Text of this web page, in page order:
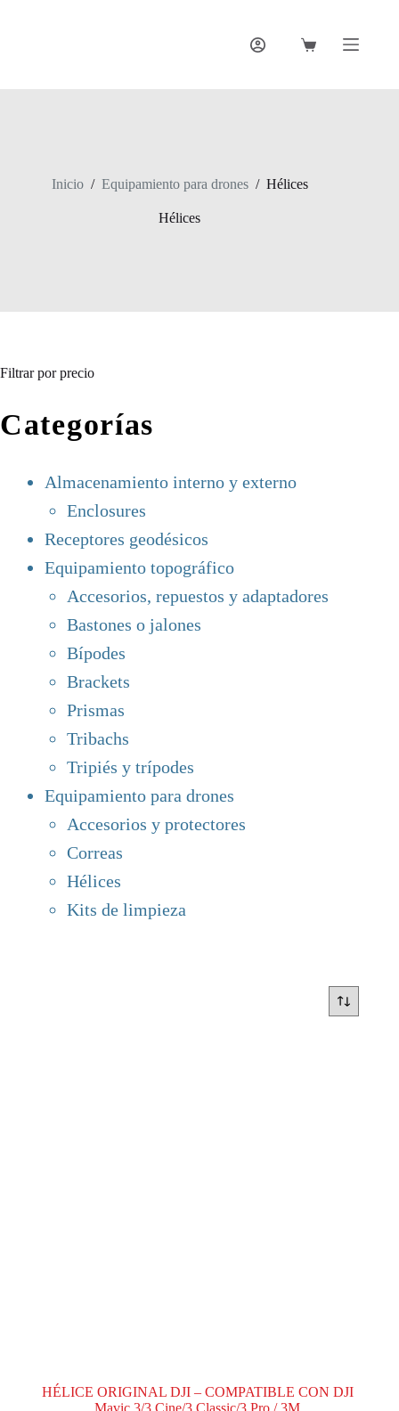
Carro
Inicio / Equipamiento para drones / Hélices
Hélices
HÉLICE ORIGINAL DJI – COMPATIBLE CON DJI
Filtrar por precio
Categorías
Almacenamiento interno y externo
Enclosures
Receptores geodésicos
Equipamiento topográfico
Accesorios, repuestos y adaptadores
Bastones o jalones
Bípodes
Brackets
Prismas
Tribachs
Tripiés y trípodes
Equipamiento para drones
Accesorios y protectores
Correas
Hélices
Kits de limpieza